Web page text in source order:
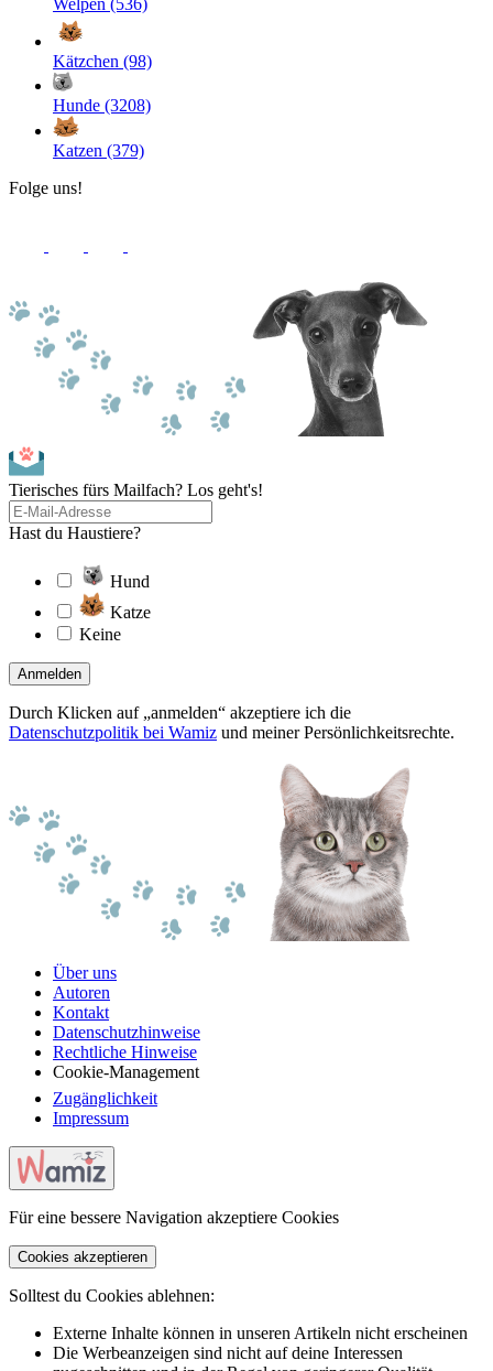
Welpen (536)
Kätzchen (98)
Hunde (3208)
Katzen (379)
Folge uns!
Tierisches fürs Mailfach? Los geht's!
Hast du Haustiere?
Hund
Katze
Keine
Anmelden
Durch Klicken auf „anmelden“ akzeptiere ich die
Datenschutzpolitik bei Wamiz und meiner Persönlichkeitsrechte.
Über uns
Autoren
Kontakt
Datenschutzhinweise
Rechtliche Hinweise
Cookie-Management
Zugänglichkeit
Impressum
Für eine bessere Navigation akzeptiere Cookies
Cookies akzeptieren
Solltest du Cookies ablehnen:
Externe Inhalte können in unseren Artikeln nicht erscheinen
Die Werbeanzeigen sind nicht auf deine Interessen